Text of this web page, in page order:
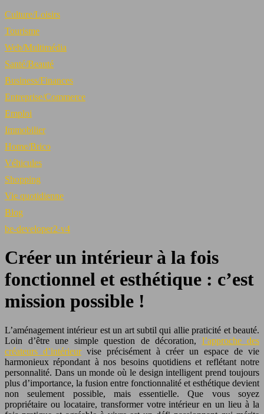
Culture/Loisirs
Tourisme
Web/Multimédia
Santé/Beauté
Business/Finances
Entreprise/Commerce
Emploi
Immobilier
Home/Brico
Véhicules
Shopping
Vie quotidienne
Blog
be-developer2-v4
Créer un intérieur à la fois
fonctionnel et esthétique : c’est
mission possible !
L’aménagement intérieur est un art subtil qui allie praticité et beauté.
Loin d’être une simple question de décoration, l’approche des
créateurs d’intérieurvise précisément à créer un espace de vie
harmonieux répondant à nos besoins quotidiens et reflétant notre
personnalité. Dans un monde où le design intelligent prend toujours
plus d’importance, la fusion entre fonctionnalité et esthétique devient
non seulement possible, mais essentielle. Que vous soyez
propriétaire ou locataire, transformer votre intérieur en un lieu à la